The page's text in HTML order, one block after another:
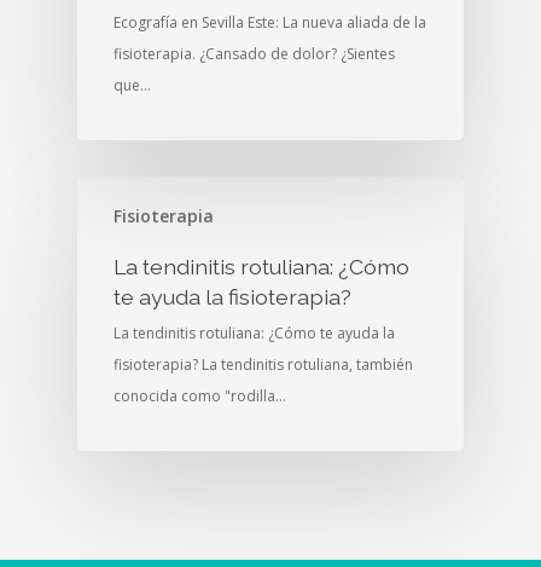
Ecografía en Sevilla Este: La nueva aliada de la
fisioterapia. ¿Cansado de dolor? ¿Sientes
que…
Fisioterapia
La tendinitis rotuliana: ¿Cómo
te ayuda la fisioterapia?
La tendinitis rotuliana: ¿Cómo te ayuda la
fisioterapia? La tendinitis rotuliana, también
conocida como "rodilla…